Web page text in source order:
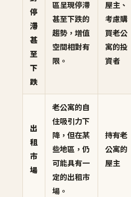
停
滯
甚
至
下
跌
區呈現停滯
甚至下跌的
趨勢，增值
空間相對有
限。
屋主、
考慮購
買老公
寓的投
資者
出
租
市
場
老公寓的自
住吸引力下
降，但在某
些地區，仍
可能具有一
定的出租市
場。
持有老
公寓的
屋主